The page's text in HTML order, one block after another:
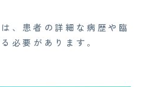
、患者の詳細な病歴や臨
必要があります。